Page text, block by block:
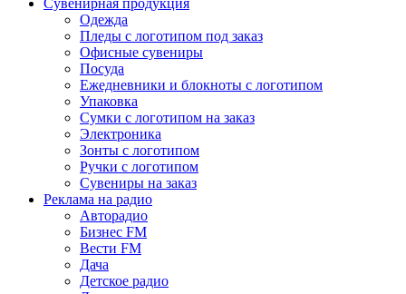
Одежда
Пледы с логотипом под заказ
Офисные сувениры
Посуда
Ежедневники и блокноты с логотипом
Упаковка
Сумки с логотипом на заказ
Электроника
Зонты с логотипом
Ручки с логотипом
Сувениры на заказ
Реклама на радио
Авторадио
Бизнес FM
Вести FM
Дача
Детское радио